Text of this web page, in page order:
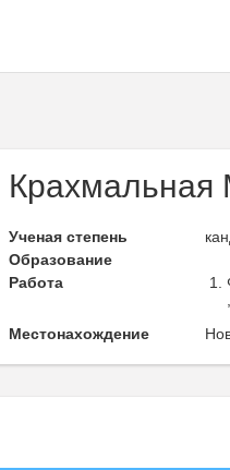
Крахмальная
Ученая степень
Образование
Работа
Местонахождение